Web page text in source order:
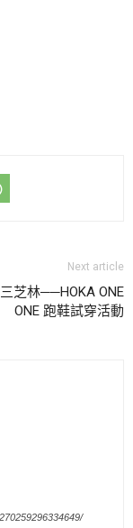
Next article
芝林──HOKA ONE
ONE 跑鞋試穿活動